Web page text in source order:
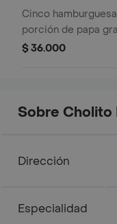
Cinco
porción de papa
1 litro
$ 36.000
Sobre Cholito
Dirección
Especialidad